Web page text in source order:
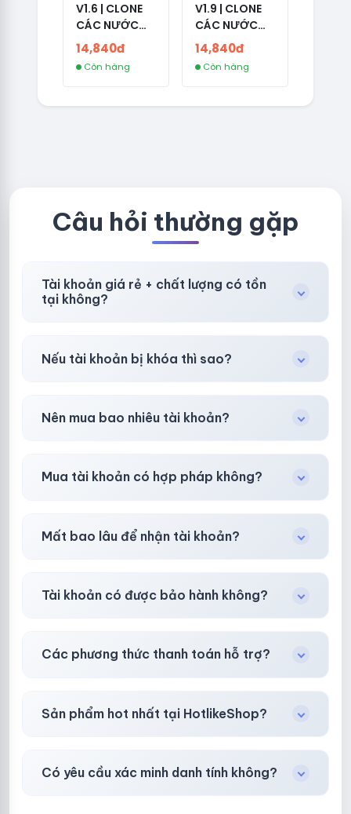
V1.6 | CLONE
CÁC NƯỚC
CÓ 2FA -
GERMANY -
TKQC TẠO
LIVE ADS - VER
14,840đ
Còn hàng
V1.9 | CLONE
CÁC NƯỚC
CÓ 2FA -
THAILAND -
VER MAIL
COM - CLONE
14,840đ
Còn hàng
Câu hỏi thường gặp
Tài khoản giá rẻ + chất lượng có tồn
tại không?
ưu tiên chất lượng, bảo hành hơn là giá rẻ nhất.
Nếu tài khoản bị khóa thì sao?
trợ đổi mới hoặc hoàn 100%.
Nên mua bao nhiêu tài khoản?
phòng.
Mua tài khoản có hợp pháp không?
ràng trước khi bạn mua.
Mất bao lâu để nhận tài khoản?
toán thành công.
Tài khoản có được bảo hành không?
sách công khai.
Các phương thức thanh toán hỗ trợ?
các ví điện tử phổ biến.
Sản phẩm hot nhất tại HotlikeShop?
Có yêu cầu xác minh danh tính không?